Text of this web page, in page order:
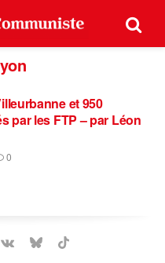
et 950
par les FTP – par Léon
0